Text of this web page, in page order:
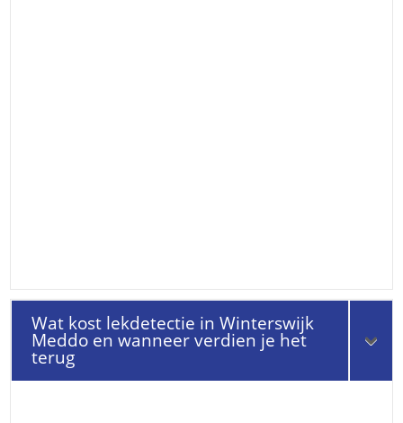
Wat kost lekdetectie in Winterswijk
Meddo en wanneer verdien je het
terug